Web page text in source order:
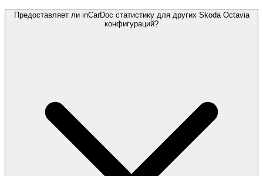
Предоставляет ли inCarDoc статистику для других Skoda Octavia
конфигураций?